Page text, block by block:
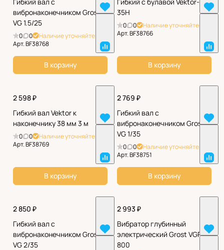
вибронаконечником Grost
VG 1.5/25
0 0
Наличие уточняйте
Арт.BF38768
В корзину
35H
0 0
Наличие уточняйте
Арт.BF38766
В корзину
2 598 ₽
Гибкий вал Vektor к
наконечнику 38 мм 3 м
0 0
Наличие уточняйте
Арт.BF38769
В корзину
2 769 ₽
Гибкий вал с
вибронаконечником Grost
VG 1/35
0 0
Наличие уточняйте
Арт.BF38751
В корзину
2 850 ₽
Гибкий вал с
вибронаконечником Grost
VG 2/35
2 993 ₽
Вибратор глубинный
электрический Grost VGP
800